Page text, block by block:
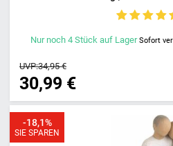
& Andenken in Holz-
Nur noch 4 Stück auf Lager Sofort
30,99 €
UVP:34,95 €
SIE SPAREN
-18,1%